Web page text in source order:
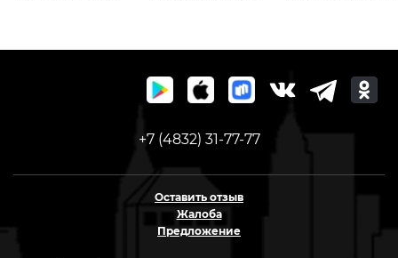
+7 (4832) 31-77-77
Оставить отзыв
Жалоба
Предложение